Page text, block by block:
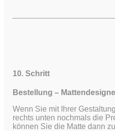
10. Schritt
Bestellung –
Wenn Sie mit Ihrer
rechts unten nochmals die
können Sie die Matte dann